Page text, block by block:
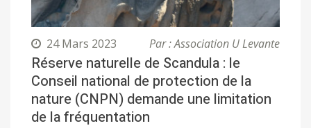
24 Mars 2023 Par : Association U Levante
Réserve naturelle de Scandula : le
Conseil national de protection de la
nature (CNPN) demande une limitation
de la fréquentation